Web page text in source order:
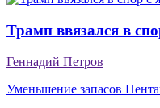
Трамп ввязался в
Геннадий Петров
Уменьшение запасов